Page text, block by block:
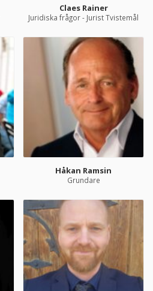
Claes Rainer
Juridiska frågor - Jurist Tvistemål
Håkan Ramsin
Grundare